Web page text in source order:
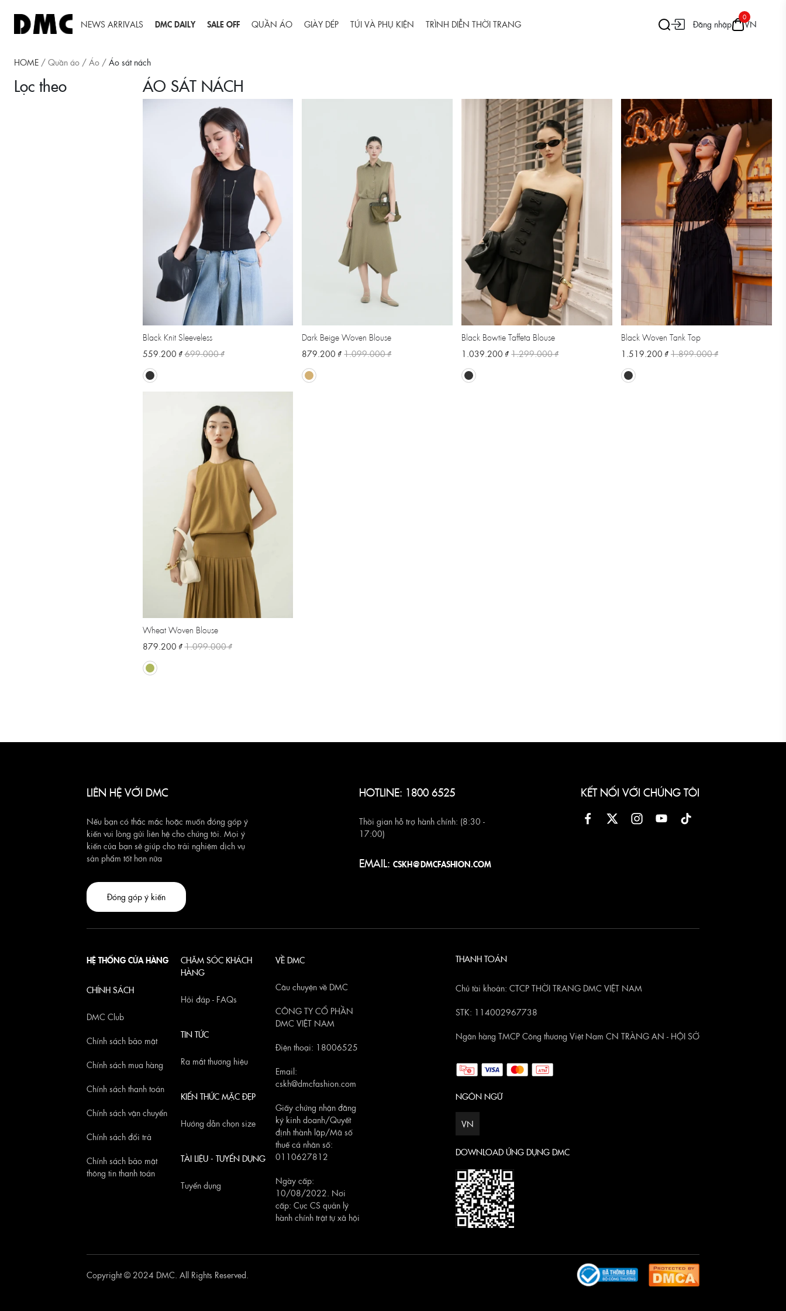
NEWS ARRIVALS DMC DAILY SALE OFF QUẦN ÁO GIÀY DÉP TÚI VÀ PHỤ KIỆN TRÌNH DIỄN THỜI TRANG Đăng nhập
0
VN
HOME / Quần áo / Áo / Áo sát nách
Lọc theo ÁO SÁT NÁCH
Black Knit Sleeveless
559.200 ₫699.000 ₫
Dark Beige Woven Blouse
879.200 ₫1.099.000 ₫
Black Bowtie Taffeta Blouse
1.039.200 ₫1.299.000 ₫
Black Woven Tank Top
1.519.200 ₫1.899.000 ₫
Wheat Woven Blouse
879.200 ₫1.099.000 ₫
LIÊN HỆ VỚI DMC
Nếu bạn có thắc mắc hoặc muốn đóng góp ý
kiến vui lòng gửi liên hệ cho chúng tôi. Mọi ý
kiến của bạn sẽ giúp cho trải nghiệm dịch vụ
sản phẩm tốt hơn nữa
Đóng góp ý kiến
HOTLINE: 1800 6525
Thời gian hỗ trợ hành chính: (8:30 -
17:00)
EMAIL:CSKH@DMCFASHION.COM
KẾT NỐI VỚI CHÚNG TÔI
HỆ THỐNG CỬA HÀNG
CHÍNH SÁCH
DMC Club
Chính sách bảo mật
Chính sách mua hàng
Chính sách thanh toán
Chính sách vận chuyển
Chính sách đổi trả
Chính sách bảo mật
thông tin thanh toán
CHĂM SÓC KHÁCH
HÀNG
Hỏi đáp - FAQs
TIN TỨC
Ra mắt thương hiệu
KIẾN THỨC MẶC ĐẸP
Hướng dẫn chọn size
TÀI LIỆU - TUYỂN DỤNG
Tuyển dụng
VỀ DMC
Câu chuyện về DMC
CÔNG TY CỔ PHẦN
DMC VIỆT NAM
Điện thoại: 18006525
Email:
cskh@dmcfashion.com
Giấy chứng nhận đăng
ký kinh doanh/Quyết
định thành lập/Mã số
thuế cá nhân số:
0110627812
Ngày cấp:
10/08/2022. Nơi
cấp: Cục CS quản lý
hành chính trật tự xã hội
THANH TOÁN
Chủ tài khoản: CTCP THỜI TRANG DMC VIỆT NAM
STK: 114002967738
Ngân hàng TMCP Công thương Việt Nam CN TRÀNG AN - HỘI SỞ
NGÔN NGỮ
VN
DOWNLOAD ỨNG DỤNG DMC
Copyright © 2024 DMC. All Rights Reserved.